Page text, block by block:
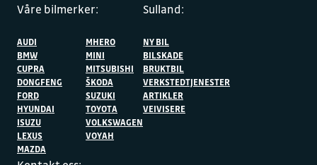
Våre bilmerker:
AUDI
BMW
CUPRA
DONGFENG
FORD
HYUNDAI
ISUZU
LEXUS
MAZDA
MHERO
MINI
MITSUBISHI
ŠKODA
SUZUKI
TOYOTA
VOLKSWAGEN
VOYAH
Sulland:
NY BIL
BILSKADE
BRUKTBIL
VERKSTEDTJENESTER
ARTIKLER
VEIVISERE